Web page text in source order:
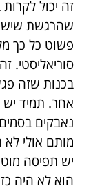
זה יכול
שהרגשת שיש
פשוט כל כך
סוריאליסטי.
בכנות שזה
אחר. תמיד
נאבקים
מותם אולי
יש תפיסה
הוא לא היה